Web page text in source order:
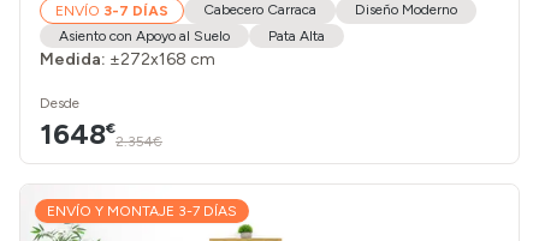
ENVÍO 3-7 DÍAS Cabecero Carraca
Diseño Moderno
Asiento con Apoyo al Suelo
Pata Alta
Medida: ±272x168 cm
Desde
1648€
2.354€
ENVÍO Y MONTAJE 3-7 DÍAS